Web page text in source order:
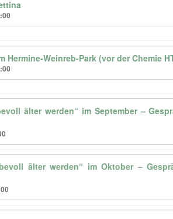
Hermine-Weinreb-Park (vor der Chemie
älter werden“ im September –
älter werden“ im Oktober –